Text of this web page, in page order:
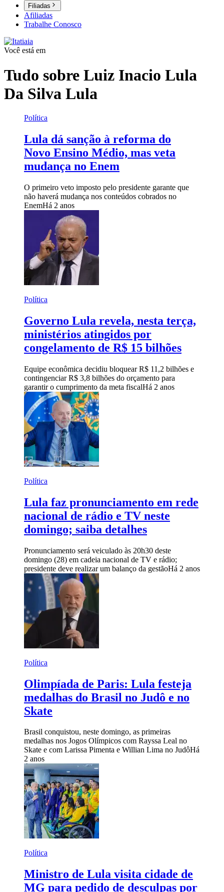
Filiadas
Afiliadas
Trabalhe Conosco
Você está em
Tudo sobre Luiz Inacio Lula
Da Silva Lula
Política
Lula dá sanção à reforma do
Novo Ensino Médio, mas veta
mudança no Enem
O primeiro veto imposto pelo presidente garante que
não haverá mudança nos conteúdos cobrados no
EnemHá 2 anos
Política
Governo Lula revela, nesta terça,
ministérios atingidos por
congelamento de R$ 15 bilhões
Equipe econômica decidiu bloquear R$ 11,2 bilhões e
contingenciar R$ 3,8 bilhões do orçamento para
garantir o cumprimento da meta fiscalHá 2 anos
Política
Lula faz pronunciamento em rede
nacional de rádio e TV neste
domingo; saiba detalhes
Pronunciamento será veiculado às 20h30 deste
domingo (28) em cadeia nacional de TV e rádio;
presidente deve realizar um balanço da gestãoHá 2 anos
Política
Olimpíada de Paris: Lula festeja
medalhas do Brasil no Judô e no
Skate
Brasil conquistou, neste domingo, as primeiras
medalhas nos Jogos Olímpicos com Rayssa Leal no
Skate e com Larissa Pimenta e Willian Lima no JudôHá
2 anos
Política
Ministro de Lula visita cidade de
MG para pedido de desculpas por